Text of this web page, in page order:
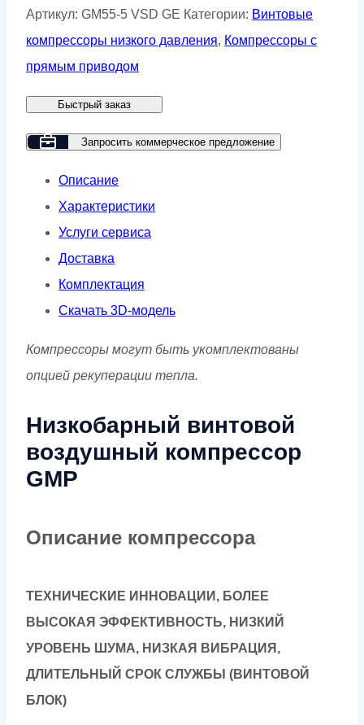
Винтовой
компрессор
GMP
5
VSD
Артикул: GM55-5 VSD GE Категории: Винтовые
компрессоры низкого давления, Компрессоры с
прямым приводом
Быстрый заказ
Запросить коммерческое предложение
Описание
Характеристики
Услуги сервиса
Доставка
Комплектация
Скачать 3D-модель
Компрессоры могут быть укомплектованы
опцией рекуперации тепла.
Низкобарный винтовой
воздушный компрессор
GMP
Описание компрессора
ТЕХНИЧЕСКИЕ ИННОВАЦИИ, БОЛЕЕ
ВЫСОКАЯ ЭФФЕКТИВНОСТЬ, НИЗКИЙ
УРОВЕНЬ ШУМА, НИЗКАЯ ВИБРАЦИЯ,
ДЛИТЕЛЬНЫЙ СРОК СЛУЖБЫ (ВИНТОВОЙ
БЛОК)